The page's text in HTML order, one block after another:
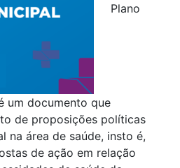
Plano
um documento que
de proposições políticas
na área de saúde, insto é,
de ação em relação